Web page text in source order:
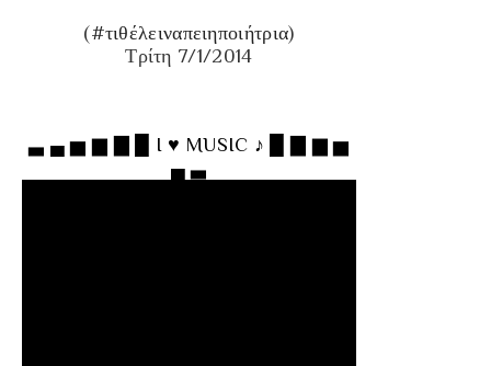
(#τιθέλειναπειηποιήτρια)
Τρίτη 7/1/2014
▃ ▄ ▅ ▆ ▇ █ I ♥ MUSIC ♪ █ ▇ ▆ ▅
▄ ▃